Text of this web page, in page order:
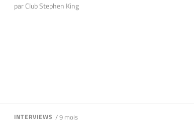
par Club Stephen King
INTERVIEWS / 9 mois